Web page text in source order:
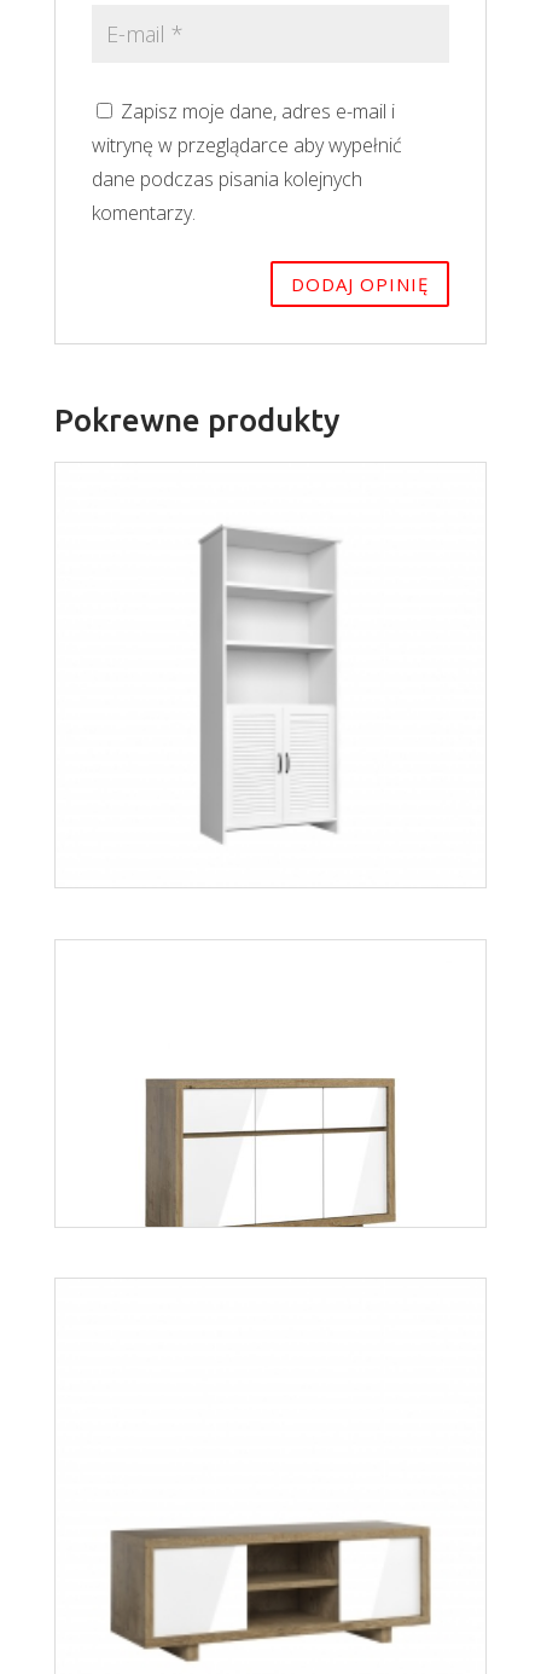
Zapisz moje dane, adres e-mail i
witrynę w przeglądarce aby wypełnić
dane podczas pisania kolejnych
komentarzy.
Pokrewne produkty
Więcej